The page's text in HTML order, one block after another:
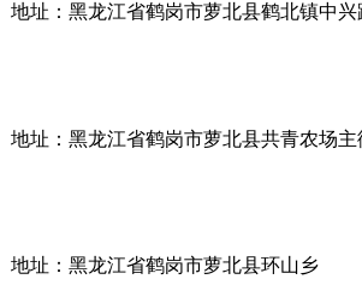
地址：黑龙江省鹤岗市萝北县鹤北镇中兴
地址：黑龙江省鹤岗市萝北县共青农场主
地址：黑龙江省鹤岗市萝北县环山乡